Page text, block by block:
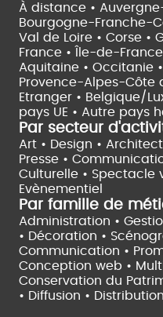
À distance •
Bourgogne-Franche-
Val de Loire • Corse •
France •
Île-de-France
Aquitaine • Occitanie •
Provence-Alpes-Côte
Etranger • Belgique/
pays UE • Autre pays
Par secteur
Art • Design •
Presse •
Culturelle • Spectacle
Evènementiel
Par famille de
Administration •
• Décoration •
Communication •
Conception web •
Conservation du
• Diffusion •